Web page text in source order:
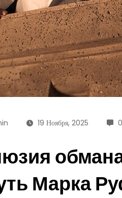
19 Ноября, 2025
Марка